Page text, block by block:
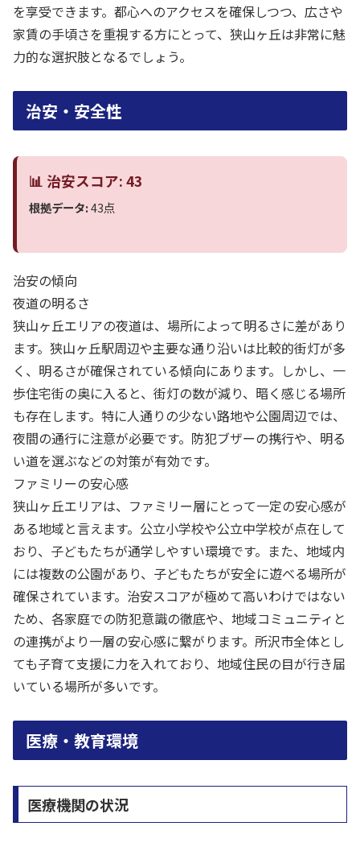
を享受できます。都心へのアクセスを確保しつつ、広さや
家賃の手頃さを重視する方にとって、狭山ヶ丘は非常に魅
力的な選択肢となるでしょう。
治安・安全性
📊 治安スコア: 43
根拠データ:43点
治安の傾向
夜道の明るさ
狭山ヶ丘エリアの夜道は、場所によって明るさに差があり
ます。狭山ヶ丘駅周辺や主要な通り沿いは比較的街灯が多
く、明るさが確保されている傾向にあります。しかし、一
歩住宅街の奥に入ると、街灯の数が減り、暗く感じる場所
も存在します。特に人通りの少ない路地や公園周辺では、
夜間の通行に注意が必要です。防犯ブザーの携行や、明る
い道を選ぶなどの対策が有効です。
ファミリーの安心感
狭山ヶ丘エリアは、ファミリー層にとって一定の安心感が
ある地域と言えます。公立小学校や公立中学校が点在して
おり、子どもたちが通学しやすい環境です。また、地域内
には複数の公園があり、子どもたちが安全に遊べる場所が
確保されています。治安スコアが極めて高いわけではない
ため、各家庭での防犯意識の徹底や、地域コミュニティと
の連携がより一層の安心感に繋がります。所沢市全体とし
ても子育て支援に力を入れており、地域住民の目が行き届
いている場所が多いです。
医療・教育環境
医療機関の状況